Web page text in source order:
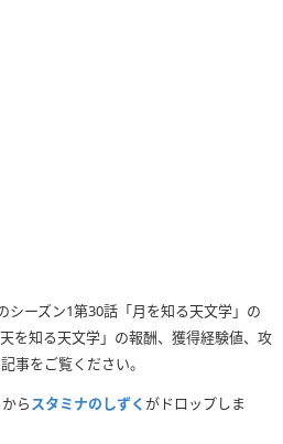
シーズン1第30話「月を知る天文学」の
を知る天文学」の報酬、獲得経験値、攻
事をご覧ください。
らスタミナのしずくがドロップしま